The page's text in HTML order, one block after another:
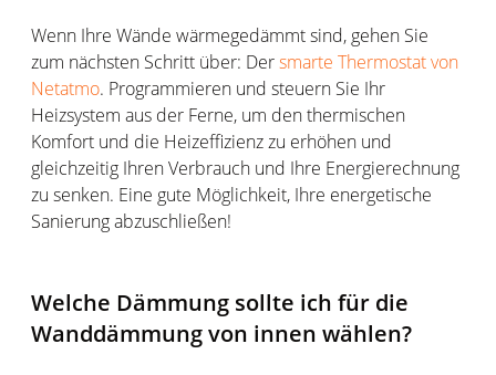
Wenn Ihre Wände wärmegedämmt sind, gehen Sie
zum nächsten Schritt über: Dersmarte Thermostat von
Netatmo. Programmieren und steuern Sie Ihr
Heizsystem aus der Ferne, um den thermischen
Komfort und die Heizeffizienz zu erhöhen und
gleichzeitig Ihren Verbrauch und Ihre Energierechnung
zu senken. Eine gute Möglichkeit, Ihre energetische
Sanierung abzuschließen!
Welche Dämmung sollte ich für die
Wanddämmung von innen wählen?